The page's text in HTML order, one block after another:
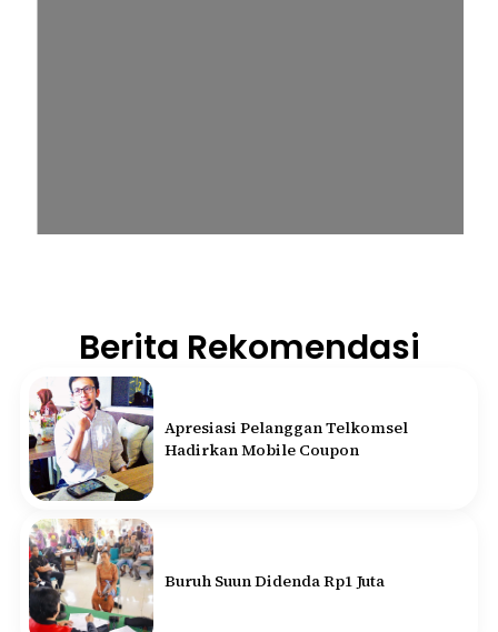
Berita Rekomendasi
Apresiasi Pelanggan Telkomsel
Hadirkan Mobile Coupon
Buruh Suun Didenda Rp1 Juta